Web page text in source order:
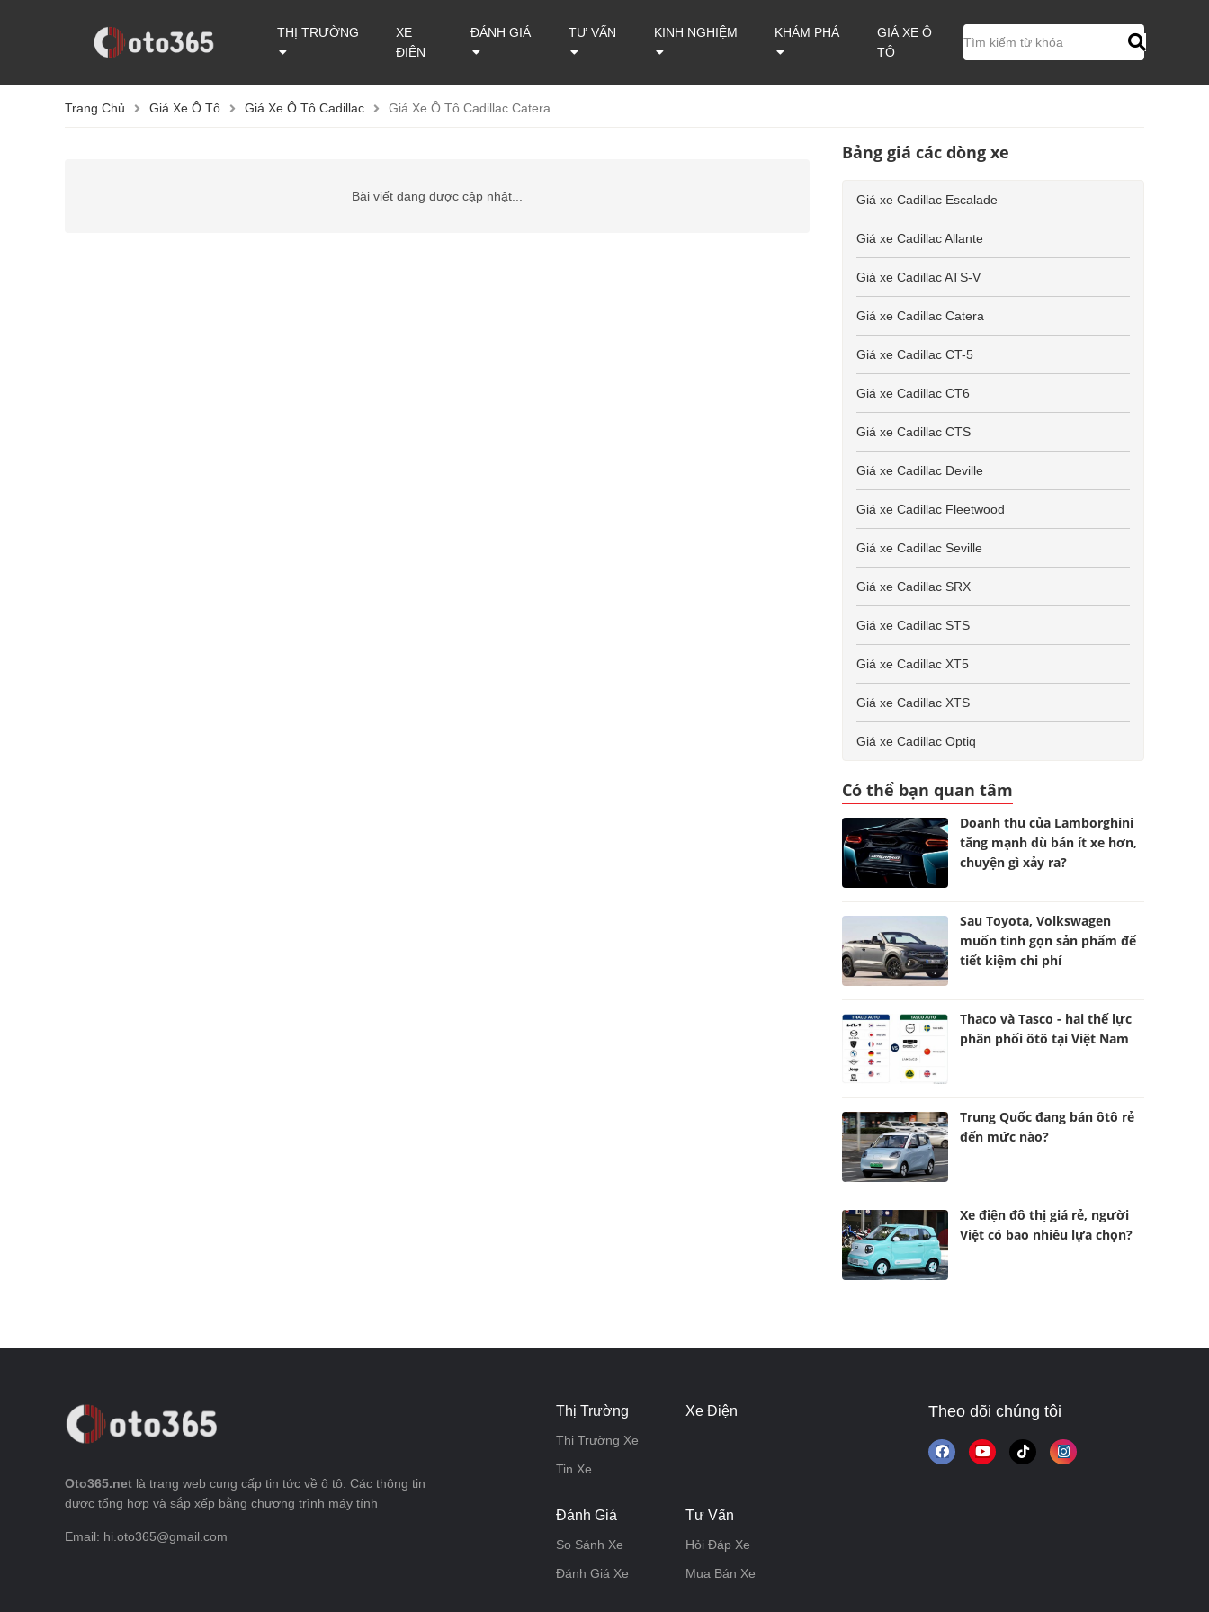
THỊ TRƯỜNG
XE
ĐIỆN
ĐÁNH GIÁ TƯ VẤN KINH NGHIỆM KHÁM PHÁ
GIÁ XE Ô
TÔ
Trang Chủ Giá Xe Ô Tô Giá Xe Ô Tô Cadillac Giá Xe Ô Tô Cadillac Catera
Bài viết đang được cập nhật...
Bảng giá các dòng xe
Giá xe Cadillac Escalade
Giá xe Cadillac Allante
Giá xe Cadillac ATS-V
Giá xe Cadillac Catera
Giá xe Cadillac CT-5
Giá xe Cadillac CT6
Giá xe Cadillac CTS
Giá xe Cadillac Deville
Giá xe Cadillac Fleetwood
Giá xe Cadillac Seville
Giá xe Cadillac SRX
Giá xe Cadillac STS
Giá xe Cadillac XT5
Giá xe Cadillac XTS
Giá xe Cadillac Optiq
Có thể bạn quan tâm
Doanh thu của Lamborghini
tăng mạnh dù bán ít xe hơn,
chuyện gì xảy ra?
Sau Toyota, Volkswagen
muốn tinh gọn sản phẩm để
tiết kiệm chi phí
Thaco và Tasco - hai thế lực
phân phối ôtô tại Việt Nam
Trung Quốc đang bán ôtô rẻ
đến mức nào?
Xe điện đô thị giá rẻ, người
Việt có bao nhiêu lựa chọn?
Oto365.net là trang web cung cấp tin tức về ô tô. Các thông tin
được tổng hợp và sắp xếp bằng chương trình máy tính
Email: hi.oto365@gmail.com
Thị Trường
Thị Trường Xe
Tin Xe
Xe Điện
Đánh Giá
So Sánh Xe
Đánh Giá Xe
Tư Vấn
Hỏi Đáp Xe
Mua Bán Xe
Theo dõi chúng tôi